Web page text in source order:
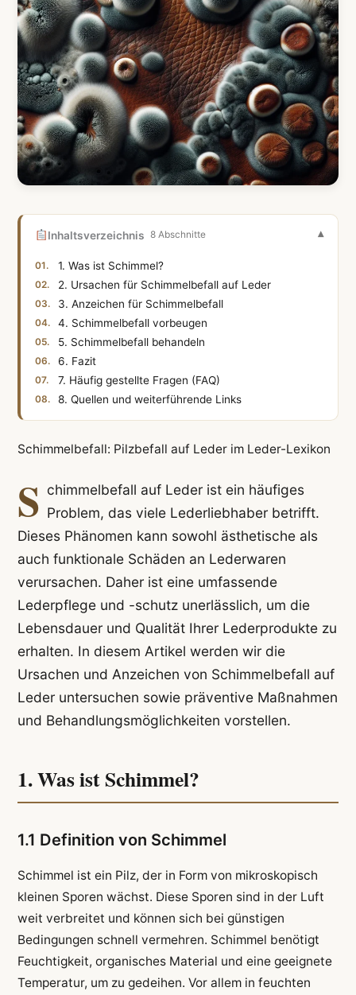
Inhaltsverzeichnis 8 Abschnitte
1. Was ist Schimmel?
2. Ursachen für Schimmelbefall auf Leder
3. Anzeichen für Schimmelbefall
4. Schimmelbefall vorbeugen
5. Schimmelbefall behandeln
6. Fazit
7. Häufig gestellte Fragen (FAQ)
8. Quellen und weiterführende Links
Schimmelbefall: Pilzbefall auf Leder im Leder-Lexikon
S chimmelbefall auf Leder ist ein häufiges
Problem, das viele Lederliebhaber betrifft.
Dieses Phänomen kann sowohl ästhetische als
auch funktionale Schäden an Lederwaren
verursachen. Daher ist eine umfassende
Lederpflege und -schutz unerlässlich, um die
Lebensdauer und Qualität Ihrer Lederprodukte zu
erhalten. In diesem Artikel werden wir die
Ursachen und Anzeichen von Schimmelbefall auf
Leder untersuchen sowie präventive Maßnahmen
und Behandlungsmöglichkeiten vorstellen.
1. Was ist Schimmel?
1.1 Definition von Schimmel
Schimmel ist ein Pilz, der in Form von mikroskopisch
kleinen Sporen wächst. Diese Sporen sind in der Luft
weit verbreitet und können sich bei günstigen
Bedingungen schnell vermehren. Schimmel benötigt
Feuchtigkeit, organisches Material und eine geeignete
Temperatur, um zu gedeihen. Vor allem in feuchten